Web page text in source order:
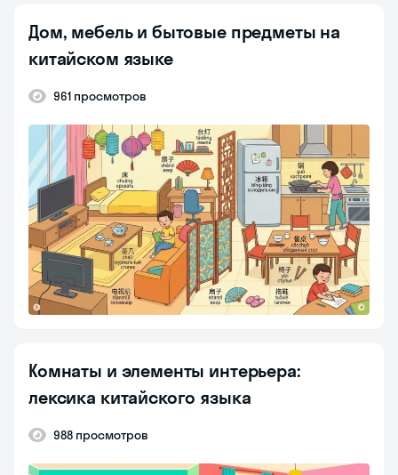
Дом, мебель и бытовые предметы на
китайском языке
961 просмотров
Комнаты и элементы интерьера:
лексика китайского языка
988 просмотров